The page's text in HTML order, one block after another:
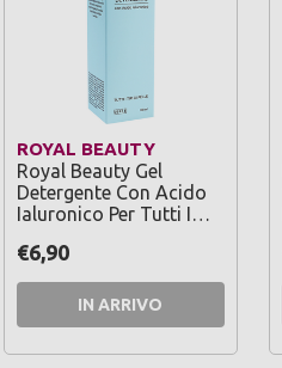
ROYAL BEAUTY
Royal Beauty Gel
Detergente Con Acido
Ialuronico Per Tutti I…
€6,90
IN ARRIVO